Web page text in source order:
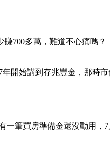
700多萬，難道不心痛嗎？
開始講到存兆豐金，那時
筆買房準備金還沒動用，